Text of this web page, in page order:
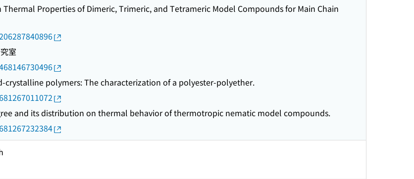
Thermal Properties of Dimeric, Trimeric, and Tetrameric Model Compounds for Main Chain
室
polymers: The characterization of a polyester-polyether.
and its distribution on thermal behavior of thermotropic nematic model compounds.